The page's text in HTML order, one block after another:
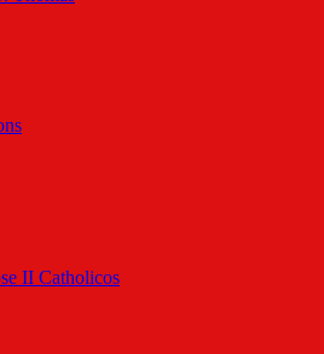
II Catholicos